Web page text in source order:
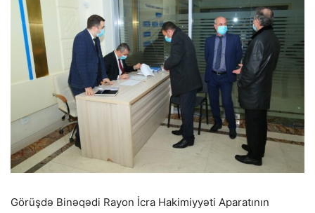
Görüşdə Binəqədi Rayon İcra Hakimiyyəti Aparatının